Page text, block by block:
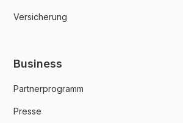
Versicherung
Business
Partnerprogramm
Presse